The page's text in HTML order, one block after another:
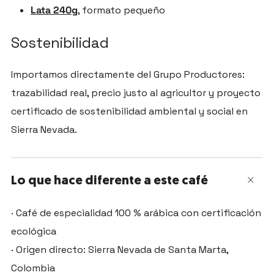
Lata 240g, formato pequeño
Sostenibilidad
Importamos directamente del Grupo Productores:
trazabilidad real, precio justo al agricultor y proyecto
certificado de sostenibilidad ambiental y social en
Sierra Nevada.
Lo que hace diferente a este café
· Café de especialidad 100 % arábica con certificación
ecológica
· Origen directo: Sierra Nevada de Santa Marta,
Colombia